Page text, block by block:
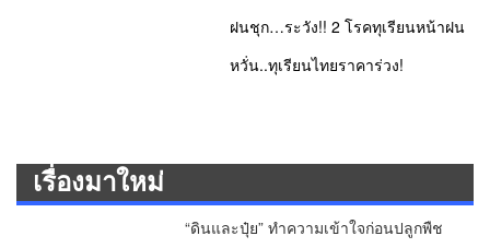
ฝนชุก…ระวัง!! 2 โรคทุเรียนหน้าฝน
หวั่น..ทุเรียนไทยราคาร่วง!
เรื่องมาใหม่
“ดินและปุ๋ย” ทำความเข้าใจก่อนปลูกพืช